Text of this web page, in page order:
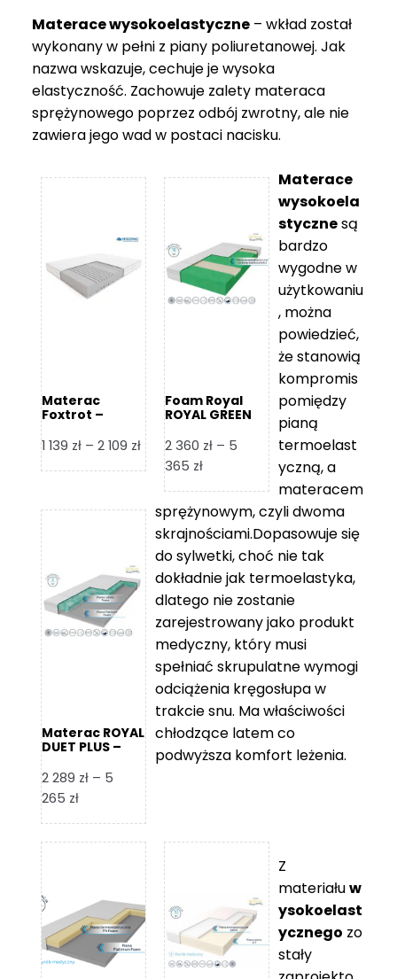
069 zł
Materace wysokoelastyczne – wkład został
wykonany w pełni z piany poliuretanowej. Jak
nazwa wskazuje, cechuje je wysoka
elastyczność. Zachowuje zalety materaca
sprężynowego poprzez odbój zwrotny, ale nie
zawiera jego wad w postaci nacisku.
Materac
Foxtrot –
1 139 zł – 2 109 złZakres
cen:
1
139 zł
do
2
109 zł
Foam Royal
ROYAL GREEN
piankowy
2 360 zł – 5
365 złZakres
od
2
360 zł
5
365 zł
Materac ROYAL
DUET PLUS –
2 289 zł – 5
265 złZakres
od
do
5
265 zł
Materace
wysokoela
stycznesą
bardzo
wygodne w
użytkowaniu
, można
powiedzieć,
że stanowią
kompromis
pomiędzy
pianą
termoelast
yczną, a
materacem
sprężynowym, czyli dwoma
skrajnościami.Dopasowuje się
do sylwetki, choć nie tak
dokładnie jak termoelastyka,
dlatego nie zostanie
zarejestrowany jako produkt
medyczny, który musi
spełniać skrupulatne wymogi
odciążenia kręgosłupa w
trakcie snu. Ma właściwości
chłodzące latem co
podwyższa komfort leżenia.
Z
materiałuw
ysokoelast
ycznego zo
stały